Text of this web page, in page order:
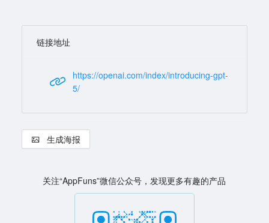
链接地址
https://openai.com/index/introducing-gpt-
5/
生成海报
关注“AppFuns”微信公众号，发现更多有趣的产品